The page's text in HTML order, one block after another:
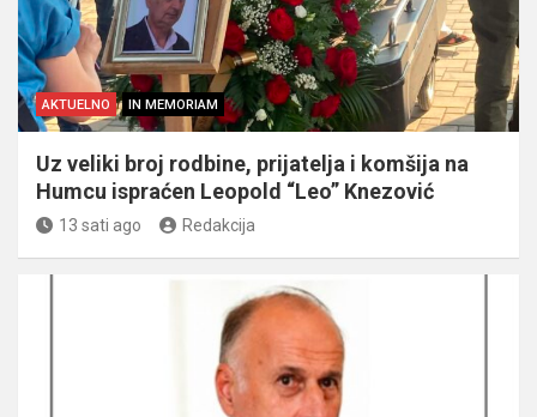
AKTUELNO IN MEMORIAM
Uz veliki broj rodbine, prijatelja i komšija na
Humcu ispraćen Leopold “Leo” Knezović
13 sati ago Redakcija